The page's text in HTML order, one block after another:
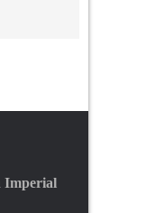
Imperial